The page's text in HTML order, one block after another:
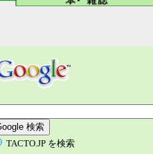
TACTO.JP を検索